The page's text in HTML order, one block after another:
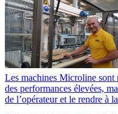
Les machines Microline sont
des performances élevées,
de l’opérateur et le rendre à